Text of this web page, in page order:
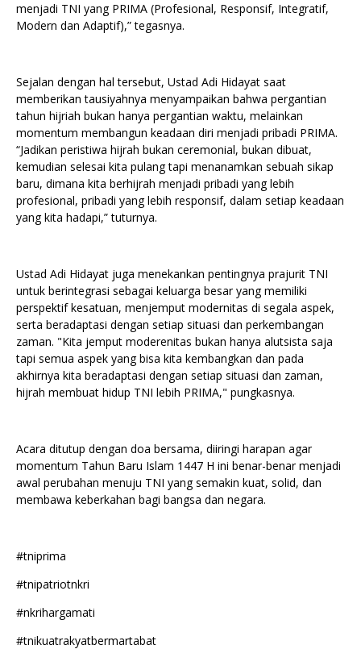
menjadi TNI yang PRIMA (Profesional, Responsif, Integratif,
Modern dan Adaptif),” tegasnya.
Sejalan dengan hal tersebut, Ustad Adi Hidayat saat
memberikan tausiyahnya menyampaikan bahwa pergantian
tahun hijriah bukan hanya pergantian waktu, melainkan
momentum membangun keadaan diri menjadi pribadi PRIMA.
“Jadikan peristiwa hijrah bukan ceremonial, bukan dibuat,
kemudian selesai kita pulang tapi menanamkan sebuah sikap
baru, dimana kita berhijrah menjadi pribadi yang lebih
profesional, pribadi yang lebih responsif, dalam setiap keadaan
yang kita hadapi,” tuturnya.
Ustad Adi Hidayat juga menekankan pentingnya prajurit TNI
untuk berintegrasi sebagai keluarga besar yang memiliki
perspektif kesatuan, menjemput modernitas di segala aspek,
serta beradaptasi dengan setiap situasi dan perkembangan
zaman. "Kita jemput moderenitas bukan hanya alutsista saja
tapi semua aspek yang bisa kita kembangkan dan pada
akhirnya kita beradaptasi dengan setiap situasi dan zaman,
hijrah membuat hidup TNI lebih PRIMA," pungkasnya.
Acara ditutup dengan doa bersama, diiringi harapan agar
momentum Tahun Baru Islam 1447 H ini benar-benar menjadi
awal perubahan menuju TNI yang semakin kuat, solid, dan
membawa keberkahan bagi bangsa dan negara.
#tniprima
#tnipatriotnkri
#nkrihargamati
#tnikuatrakyatbermartabat